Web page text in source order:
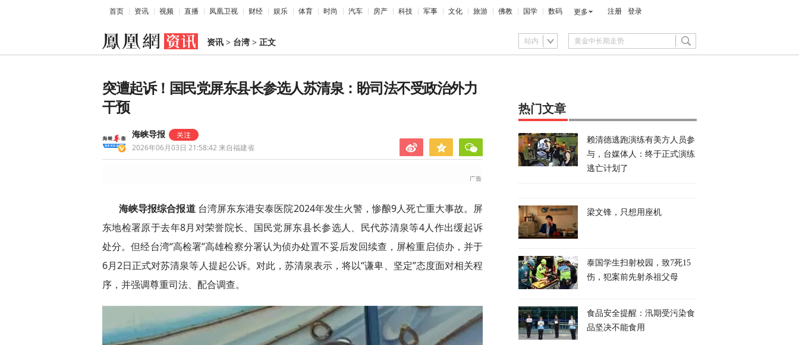
首页 资讯 视频 直播 凤凰卫视 财经 娱乐 体育 时尚 汽车 房产 科技 军事 文化 旅游 佛教 国学 数码 更多 注册 登录
资讯 > 台湾 > 正文 站内
突遭起诉！国民党屏东县长参选人苏清泉：盼司法不受政治外力
干预
海峡导报
2026年06月03日 21:58:42 来自福建省
海峡导报综合报道台湾屏东东港安泰医院2024年发生火警，惨酿9人死亡重大事故。屏
东地检署原于去年8月对荣誉院长、国民党屏东县长参选人、民代苏清泉等4人作出缓起诉
处分。但经台湾“高检署”高雄检察分署认为侦办处置不妥后发回续查，屏检重启侦办，并于
6月2日正式对苏清泉等人提起公诉。对此，苏清泉表示，将以“谦卑、坚定”态度面对相关程
序，并强调尊重司法、配合调查。
热门文章
赖清德逃跑演练有美方人员参
与，台媒体人：终于正式演练
逃亡计划了
梁文锋，只想用座机
泰国学生扫射校园，致7死15
伤，犯案前先射杀祖父母
食品安全提醒：汛期受污染食
品坚决不能食用